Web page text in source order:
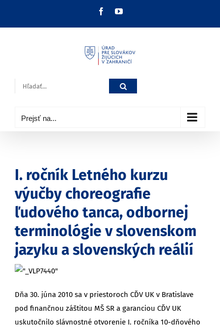
FacebookYouTube
Hľadať:
Prejsť na...
I. ročník Letného kurzu
výučby choreografie
ľudového tanca, odbornej
terminológie v slovenskom
jazyku a slovenských reálií
Dňa 30. júna 2010 sa v priestoroch CĎV UK v Bratislave
pod finančnou záštitou MŠ SR a garanciou CĎV UK
uskutočnilo slávnostné otvorenie I. ročníka 10-dňového